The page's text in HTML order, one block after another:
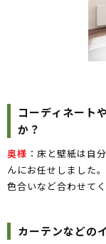
コーディネート
か？
奥様 ：床と壁紙は自
んにお任せしました。
色合いなど合わせて
カーテンなどの